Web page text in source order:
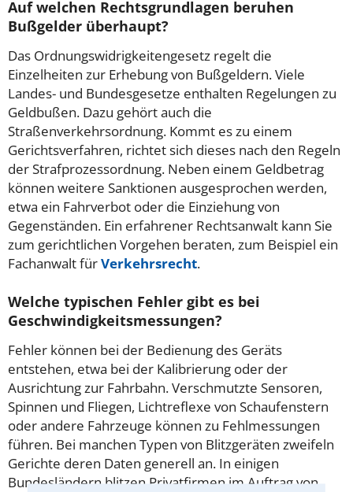
Auf welchen Rechtsgrundlagen beruhen
Bußgelder überhaupt?
Das Ordnungswidrigkeitengesetz regelt die
Einzelheiten zur Erhebung von Bußgeldern. Viele
Landes- und Bundesgesetze enthalten Regelungen zu
Geldbußen. Dazu gehört auch die
Straßenverkehrsordnung. Kommt es zu einem
Gerichtsverfahren, richtet sich dieses nach den Regeln
der Strafprozessordnung. Neben einem Geldbetrag
können weitere Sanktionen ausgesprochen werden,
etwa ein Fahrverbot oder die Einziehung von
Gegenständen. Ein erfahrener Rechtsanwalt kann Sie
zum gerichtlichen Vorgehen beraten, zum Beispiel ein
Fachanwalt fürVerkehrsrecht.
Welche typischen Fehler gibt es bei
Geschwindigkeitsmessungen?
Fehler können bei der Bedienung des Geräts
entstehen, etwa bei der Kalibrierung oder der
Ausrichtung zur Fahrbahn. Verschmutzte Sensoren,
Spinnen und Fliegen, Lichtreflexe von Schaufenstern
oder andere Fahrzeuge können zu Fehlmessungen
führen. Bei manchen Typen von Blitzgeräten zweifeln
Gerichte deren Daten generell an. In einigen
Bundesländern blitzen Privatfirmen im Auftrag von